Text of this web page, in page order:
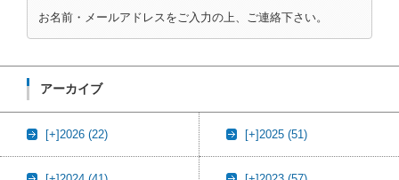
お名前・メールアドレスをご入力の上、ご連絡下さい。
アーカイブ
[+]2026 (22) [+]2025 (51)